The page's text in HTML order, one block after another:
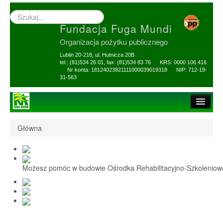
Wyszukiwarka
–
Fundacja Fuga Mundi
Organizacja pożytku publicznego
Lublin 20-218, ul. Hutnicza 20B
tel.: (81)534 26 01, fax: (81)534 83 76 KRS: 0000 106 416
Nr konta: 18124023821111000039019318 NIP: 712-19-
31-563
1,5% i darowizny
Nasi Beneficjenci
Ośrodek Reh-Szkol
Sprawozdania
Główna
Możesz pomóc w budowie Ośrodka Rehabilitacyjno-